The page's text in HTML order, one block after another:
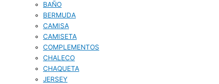
BAÑO
BERMUDA
CAMISA
CAMISETA
COMPLEMENTOS
CHALECO
CHAQUETA
JERSEY